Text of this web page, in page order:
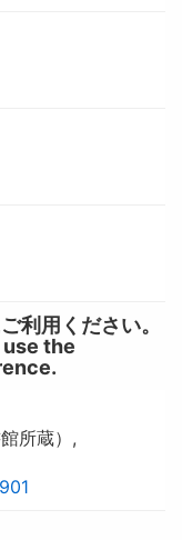
利用ください。
the
所蔵）,